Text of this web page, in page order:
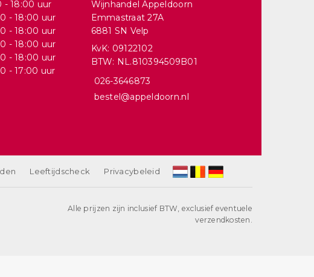
- 18:00 uur
- 18:00 uur
- 18:00 uur
- 18:00 uur
- 18:00 uur
- 17:00 uur
Wijnhandel Appeldoorn
Emmastraat 27A
6881 SN Velp
KvK: 09122102
BTW: NL.810394509B01
026-3646873
bestel@appeldoorn.nl
Leeftijdscheck Privacybeleid
Alle prijzen zijn inclusief BTW, exclusief eventuele
verzendkosten.